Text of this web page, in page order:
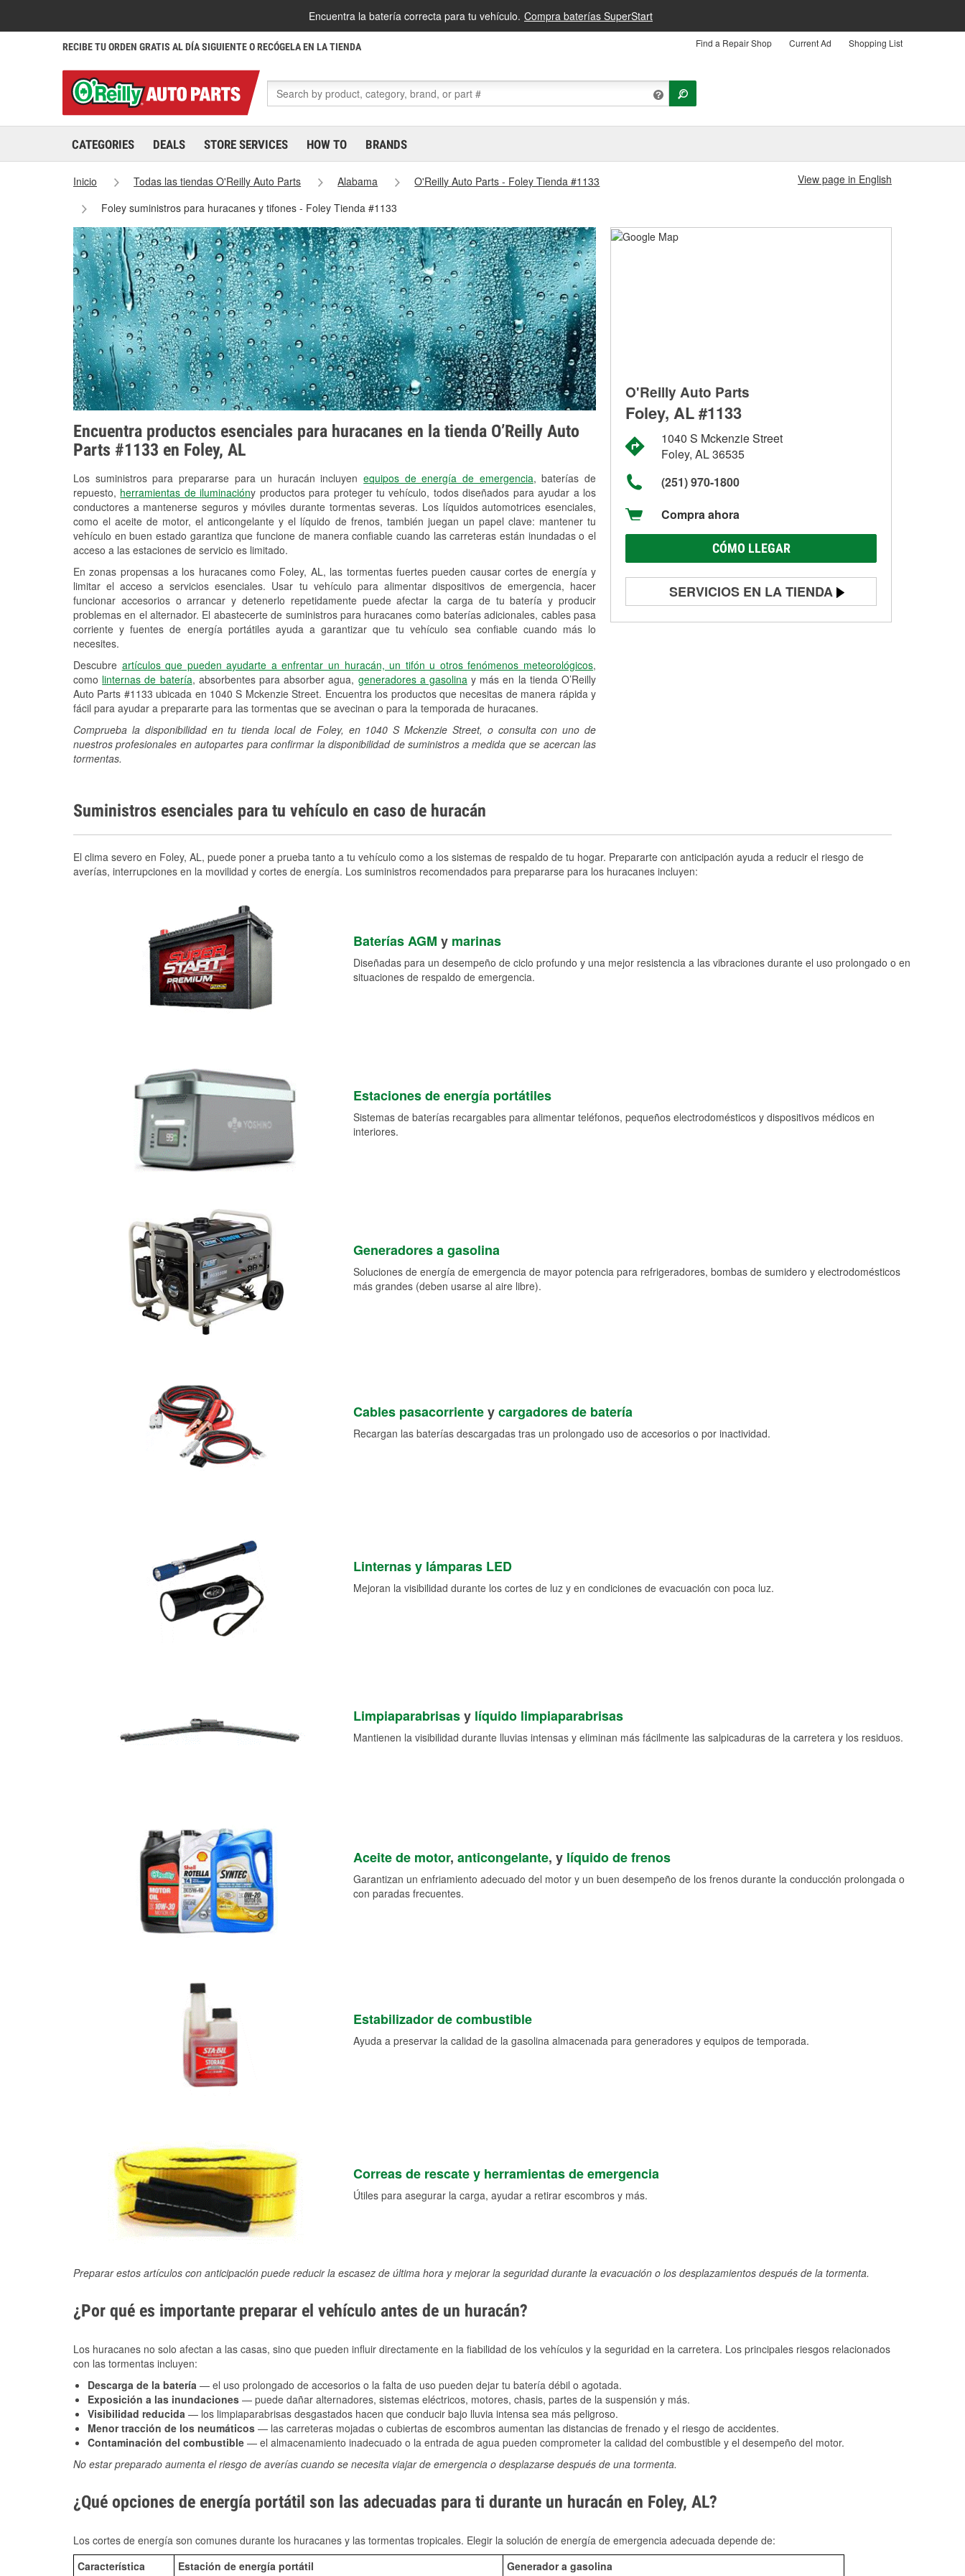
Encuentra la batería correcta para tu vehículo. Compra baterías SuperStart
RECIBE TU ORDEN GRATIS AL DÍA SIGUIENTE O RECÓGELA EN LA TIENDA Find a Repair Shop Current Ad Shopping List
CATEGORIES DEALS STORE SERVICES HOW TO BRANDS
Inicio Todas las tiendas O'Reilly Auto Parts Alabama
O'Reilly Auto Parts - Foley Tienda #1133
Foley suministros para huracanes y tifones - Foley Tienda #1133
View page in English
Encuentra productos esenciales para huracanes en la tienda O’Reilly Auto
Parts #1133 en Foley, AL
Los suministros para prepararse para un huracán incluyenequipos de energía de emergencia, baterías de
repuesto, herramientas de iluminacióny productos para proteger tu vehículo, todos diseñados para ayudar a los
conductores a mantenerse seguros y móviles durante tormentas severas. Los líquidos automotrices esenciales,
como el aceite de motor, el anticongelante y el líquido de frenos, también juegan un papel clave: mantener tu
vehículo en buen estado garantiza que funcione de manera confiable cuando las carreteras están inundadas o el
acceso a las estaciones de servicio es limitado.
En zonas propensas a los huracanes como Foley, AL, las tormentas fuertes pueden causar cortes de energía y
limitar el acceso a servicios esenciales. Usar tu vehículo para alimentar dispositivos de emergencia, hacer
funcionar accesorios o arrancar y detenerlo repetidamente puede afectar la carga de tu batería y producir
problemas en el alternador. El abastecerte de suministros para huracanes como baterías adicionales, cables pasa
corriente y fuentes de energía portátiles ayuda a garantizar que tu vehículo sea confiable cuando más lo
necesites.
Descubre artículos que pueden ayudarte a enfrentar un huracán, un tifón u otros fenómenos meteorológicos,
como linternas de batería, absorbentes para absorber agua, generadores a gasolinay más en la tienda O’Reilly
Auto Parts #1133 ubicada en 1040 S Mckenzie Street. Encuentra los productos que necesitas de manera rápida y
fácil para ayudar a prepararte para las tormentas que se avecinan o para la temporada de huracanes.
Comprueba la disponibilidad en tu tienda local de Foley, en 1040 S Mckenzie Street, o consulta con uno de
nuestros profesionales en autopartes para confirmar la disponibilidad de suministros a medida que se acercan las
tormentas.
O'Reilly Auto Parts
Foley, AL #1133
1040 S Mckenzie Street
Foley, AL 36535
(251) 970-1800
Compra ahora
CÓMO LLEGAR
SERVICIOS EN LA TIENDA
Prueba de batería
Suministros esenciales para tu vehículo en caso de huracán
El clima severo en Foley, AL, puede poner a prueba tanto a tu vehículo como a los sistemas de respaldo de tu hogar. Prepararte con anticipación ayuda a reducir el riesgo de
averías, interrupciones en la movilidad y cortes de energía. Los suministros recomendados para prepararse para los huracanes incluyen:
Baterías AGM y marinas
Diseñadas para un desempeño de ciclo profundo y una mejor resistencia a las vibraciones durante el uso prolongado o en
situaciones de respaldo de emergencia.
Estaciones de energía portátiles
Sistemas de baterías recargables para alimentar teléfonos, pequeños electrodomésticos y dispositivos médicos en
interiores.
Generadores a gasolina
Soluciones de energía de emergencia de mayor potencia para refrigeradores, bombas de sumidero y electrodomésticos
más grandes (deben usarse al aire libre).
Cables pasacorrienteycargadores de batería
Recargan las baterías descargadas tras un prolongado uso de accesorios o por inactividad.
Linternas y lámparas LED
Mejoran la visibilidad durante los cortes de luz y en condiciones de evacuación con poca luz.
Limpiaparabrisasy líquido limpiaparabrisas
Mantienen la visibilidad durante lluvias intensas y eliminan más fácilmente las salpicaduras de la carretera y los residuos.
Aceite de motor, anticongelante, y líquido de frenos
Garantizan un enfriamiento adecuado del motor y un buen desempeño de los frenos durante la conducción prolongada o
con paradas frecuentes.
Estabilizador de combustible
Ayuda a preservar la calidad de la gasolina almacenada para generadores y equipos de temporada.
Correas de rescate y herramientas de emergencia
Útiles para asegurar la carga, ayudar a retirar escombros y más.
Preparar estos artículos con anticipación puede reducir la escasez de última hora y mejorar la seguridad durante la evacuación o los desplazamientos después de la tormenta.
¿Por qué es importante preparar el vehículo antes de un huracán?
Los huracanes no solo afectan a las casas, sino que pueden influir directamente en la fiabilidad de los vehículos y la seguridad en la carretera. Los principales riesgos relacionados
con las tormentas incluyen:
Descarga de la batería — el uso prolongado de accesorios o la falta de uso pueden dejar tu batería débil o agotada.
Exposición a las inundaciones — puede dañar alternadores, sistemas eléctricos, motores, chasis, partes de la suspensión y más.
Visibilidad reducida — los limpiaparabrisas desgastados hacen que conducir bajo lluvia intensa sea más peligroso.
Menor tracción de los neumáticos — las carreteras mojadas o cubiertas de escombros aumentan las distancias de frenado y el riesgo de accidentes.
Contaminación del combustible — el almacenamiento inadecuado o la entrada de agua pueden comprometer la calidad del combustible y el desempeño del motor.
No estar preparado aumenta el riesgo de averías cuando se necesita viajar de emergencia o desplazarse después de una tormenta.
¿Qué opciones de energía portátil son las adecuadas para ti durante un huracán en Foley, AL?
Los cortes de energía son comunes durante los huracanes y las tormentas tropicales. Elegir la solución de energía de emergencia adecuada depende de:
Característica
Estación de energía portátil Generador a gasolina